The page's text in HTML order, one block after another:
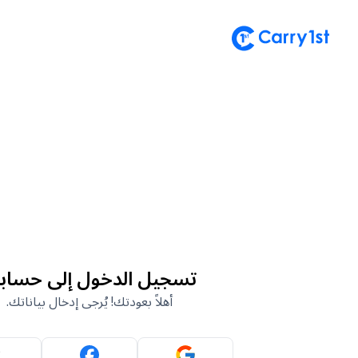
تسجيل الدخول إلى
أهلاً بعودتك! يُرجى إدخال بياناتك.